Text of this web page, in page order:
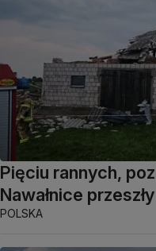
Pięciu rannych,
Nawałnice
POLSKA